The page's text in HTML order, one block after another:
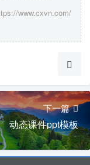
www.cxvn.com/
下一篇
动态课件ppt模板